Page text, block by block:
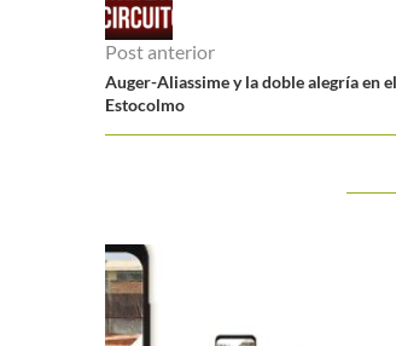
Post anterior
Auger-Aliassime y la doble alegría en
Estocolmo